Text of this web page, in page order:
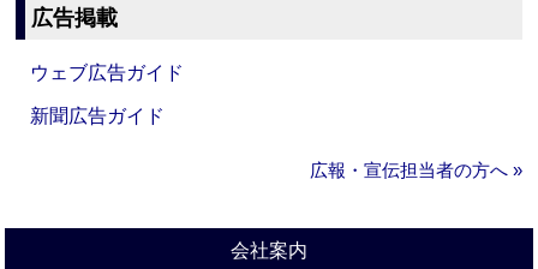
広告掲載
ウェブ広告ガイド
新聞広告ガイド
広報・宣伝担当者の方へ »
会社案内